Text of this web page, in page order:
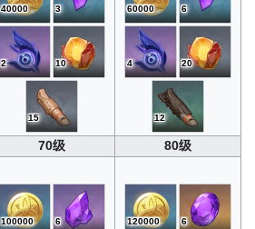
40000 3
2 10
15
60000 6
4 20
12
70级 80级
100000 6 120000 6